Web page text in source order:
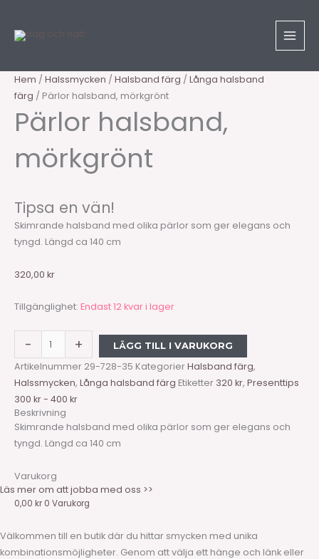
innehåll
Hem / Halssmycken / Halsband färg / Långa halsband
färg / Pärlor halsband, mörkgrönt
Pärlor halsband,
mörkgrönt
Tipsa en vän!
Skimrande halsband med olika pärlor som ger elegans och
tyngd. Längd ca 140 cm
320,00 kr
Tillgänglighet: Endast 12 kvar i lager
-
mörkgrönt
+ LÄGG TILL I VARUKORG
Artikelnummer 29-728-35 KategorierHalsband färg,
Halssmycken, Långa halsband färg Etiketter 320 kr, Presenttips
300 kr - 400 kr
Beskrivning
Skimrande halsband med olika pärlor som ger elegans och
tyngd. Längd ca 140 cm
Varukorg
Läs mer om att jobba med oss >>
0,00 kr 0 Varukorg
Välkommen till en butik där du hittar smycken med unika
kombinationsmöjligheter. Genom att välja ett hänge och länk eller